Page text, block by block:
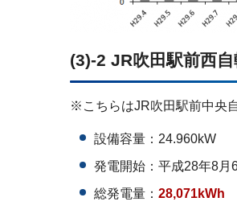
(3)-2 JR吹田駅前西
※こちらはJR吹田駅前中央
設備容量：24.960kW
発電開始：平成28年8月
総発電量： 28,071kWh